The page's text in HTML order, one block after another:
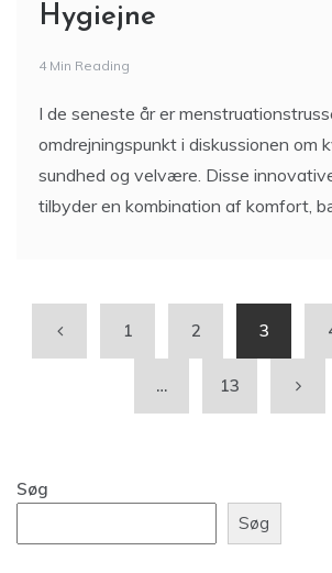
Hygiejne
4 Min Reading
I de seneste år er
omdrejningspunkt i diskussionen om
sundhed og velvære. Disse
tilbyder en kombination af komfort,
1 2 3
… 13
Søg
Søg